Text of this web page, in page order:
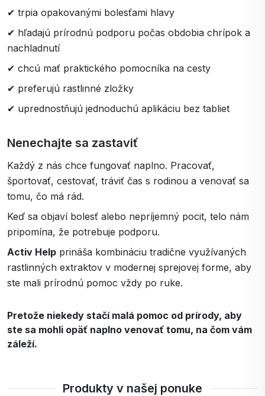
✔ trpia opakovanými bolesťami hlavy
✔ hľadajú prírodnú podporu počas obdobia chrípok a
nachladnutí
✔ chcú mať praktického pomocníka na cesty
✔ preferujú rastlinné zložky
✔ uprednostňujú jednoduchú aplikáciu bez tabliet
Nenechajte sa zastaviť
Každý z nás chce fungovať naplno. Pracovať,
športovať, cestovať, tráviť čas s rodinou a venovať sa
tomu, čo má rád.
Keď sa objaví bolesť alebo nepríjemný pocit, telo nám
pripomína, že potrebuje podporu.
Activ Help prináša kombináciu tradične využívaných
rastlinných extraktov v modernej sprejovej forme, aby
ste mali prírodnú pomoc vždy po ruke.
Pretože niekedy stačí malá pomoc od prírody, aby
ste sa mohli opäť naplno venovať tomu, na čom vám
záleží.
Produkty v našej ponuke